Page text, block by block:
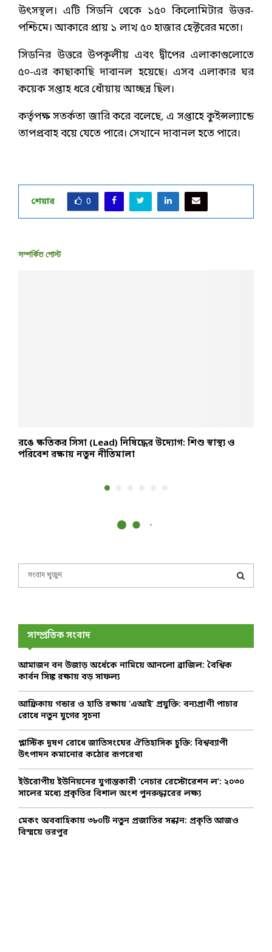
উৎসস্থল। এটি সিডনি থেকে ১৫০ কিলোমিটার উত্তর-
পশ্চিমে। আকারে প্রায় ১ লাখ ৫০ হাজার হেক্টরের মতো।
সিডনির উত্তরে উপকূলীয় এবং দ্বীপের এলাকাগুলোতে
৫০-এর কাছাকাছি দাবানল হয়েছে। এসব এলাকার ঘর
কয়েক সপ্তাহ ধরে ধোঁয়ায় আচ্ছন্ন ছিল।
কর্তৃপক্ষ সতর্কতা জারি করে বলেছে, এ সপ্তাহে কুইন্সল্যান্ডে
তাপপ্রবাহ বয়ে যেতে পারে। সেখানে দাবানল হতে পারে।
শেয়ার 0
সম্পর্কিত পোস্ট
রঙে ক্ষতিকর সিসা (Lead) নিষিদ্ধের উদ্যোগ: শিশু স্বাস্থ্য ও
পরিবেশ রক্ষায় নতুন নীতিমালা
f
r
E
A
সাম্প্রতিক সংবাদ
আমাজন বন উজাড় অর্ধেকে নামিয়ে আনলো ব্রাজিল: বৈশ্বিক
কার্বন সিঙ্ক রক্ষায় বড় সাফল্য
আফ্রিকায় গন্ডার ও হাতি রক্ষায় ‘এআই’ প্রযুক্তি: বন্যপ্রাণী পাচার
রোধে নতুন যুগের সূচনা
প্লাস্টিক দূষণ রোধে জাতিসংঘের ঐতিহাসিক চুক্তি: বিশ্বব্যাপী
উৎপাদন কমানোর কঠোর রূপরেখা
ইউরোপীয় ইউনিয়নের যুগান্তকারী ‘নেচার রেস্টোরেশন ল’: ২০৩০
সালের মধ্যে প্রকৃতির বিশাল অংশ পুনরুদ্ধারের লক্ষ্য
মেকং অববাহিকায় ৩৮০টি নতুন প্রজাতির সন্ধান: প্রকৃতি আজও
বিস্ময়ে ভরপুর